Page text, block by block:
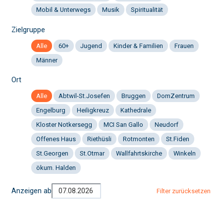
Mobil & Unterwegs
Musik Spiritualität
Zielgruppe
Alle 60+ Jugend Kinder & Familien
Frauen
Männer
Ort
Alle Abtwil-St.Josefen Bruggen
DomZentrum
Engelburg
Heiligkreuz
Kathedrale
Kloster Notkersegg
MCI San Gallo
Neudorf
Offenes Haus
Riethüsli Rotmonten
St.Fiden
St.Georgen
St.Otmar Wallfahrtskirche
Winkeln
ökum. Halden
Anzeigen ab Filter zurücksetzen